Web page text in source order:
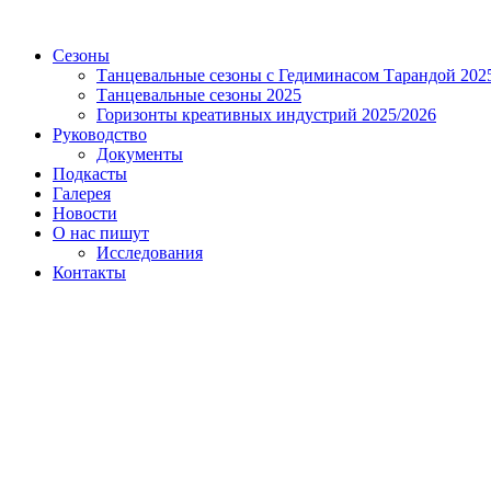
Сезоны
Танцевальные сезоны с Гедиминасом Тарандой
Танцевальные сезоны 2025
Горизонты креативных индустрий 2025/2026
Руководство
Документы
Подкасты
Галерея
Новости
О нас пишут
Исследования
Контакты